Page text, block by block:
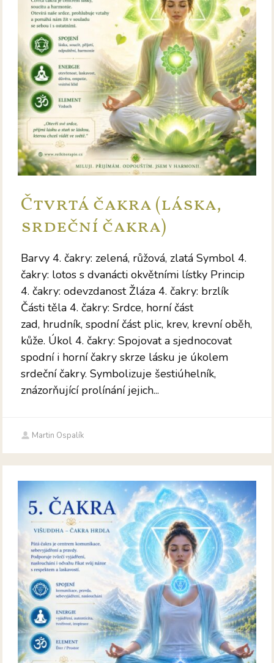
Čtvrtá čakra (láska,
srdeční čakra)
Barvy 4. čakry: zelená, růžová, zlatá Symbol 4.
čakry: lotos s dvanácti okvětními lístky Princip
4. čakry: odevzdanost Žláza 4. čakry: brzlík
Části těla 4. čakry: Srdce, horní část
zad, hrudník, spodní část plic, krev, krevní oběh,
kůže. Úkol 4. čakry: Spojovat a sjednocovat
spodní i horní čakry skrze lásku je úkolem
srdeční čakry. Symbolizuje šestiúhelník,
znázorňující prolínání jejich...
Martin Ospalík